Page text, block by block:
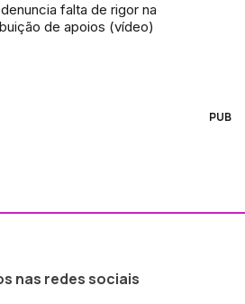
falta de rigor na
de apoios (vídeo)
PUB
nas redes sociais